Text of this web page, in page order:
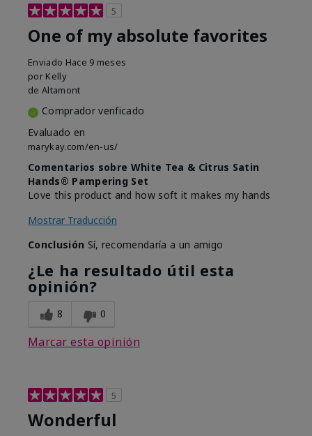
5
One of my absolute favorites
Enviado Hace 9 meses
por Kelly
de Altamont
Comprador verificado
Evaluado en
marykay.com/en-us/
Comentarios sobre White Tea & Citrus Satin
Hands® Pampering Set
Love this product and how soft it makes my hands
Mostrar Traducción
Conclusión Sí, recomendaría a un amigo
¿Le ha resultado útil esta
opinión?
8 0
Marcar esta opinión
5
Wonderful